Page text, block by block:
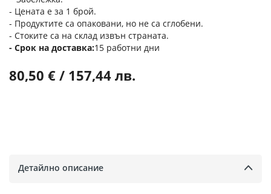
- Цената е за 1 брой.
- Продуктите са опаковани, но не са сглобени.
- Стоките са на склад извън страната.
Срок на доставка 15 работни дни
80,50 € / 157,44 лв.
Детайлно описание